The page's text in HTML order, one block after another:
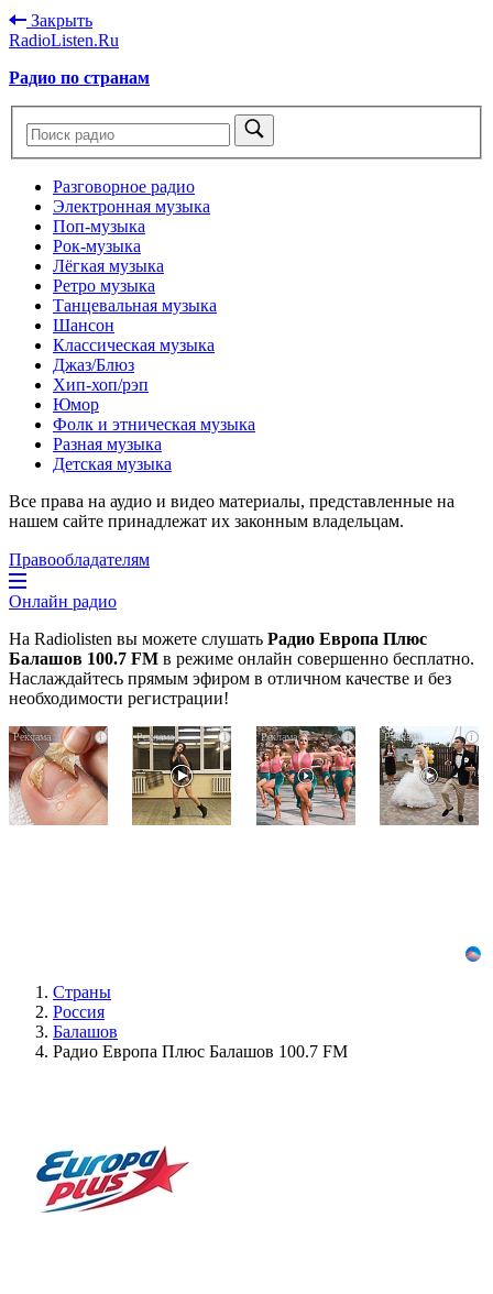
Закрыть
RadioListen.Ru
Радио по странам
Разговорное радио
Электронная музыка
Поп-музыка
Рок-музыка
Лёгкая музыка
Ретро музыка
Танцевальная музыка
Шансон
Классическая музыка
Джаз/Блюз
Хип-хоп/рэп
Юмор
Фолк и этническая музыка
Разная музыка
Детская музыка
Все права на аудио и видео материалы, представленные на
нашем сайте принадлежат их законным владельцам.
Правообладателям
Онлайн радио
На Radiolisten вы можете слушать Радио Европа Плюс
Балашов 100.7 FM в режиме онлайн совершенно бесплатно.
Наслаждайтесь прямым эфиром в отличном качестве и без
необходимости регистрации!
i
Грибок
ногтях
стирается
как
i
Ролик
Омска:
вы
будете
i
Ржу
переставая,
это
видео
i
Страны
Россия
Балашов
Радио Европа Плюс Балашов 100.7 FM